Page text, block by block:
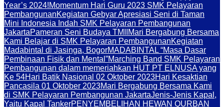
Year’s 2024!Momentum Hari Guru 2023 SMK Pelayaran
PembangunanKegiatan Gebyar Apresiasi Seni di Taman
Mini Indonesia Indah SMK Pelayaran Pembangunan
JakartaPameran Seni Budaya TMII
Mari Bergabung Bersama
Kami Belajar di SMK Pelayaran PembangunanKegiatan
Madabintal di Jasinga, BogorMADABINTAL “Masa Dasar
Pembinaan Fisik dan Mental”Marching Band SMK Pelayaran
Pembangunan dalam memeriahkan HUT PT ELNUSA yang
Ke 54Hari Batik Nasional 02 Oktober 2023Hari Kesaktian
Pancasila 01 Oktober 2023Mari Bergabung Bersama Kami
di SMK Pelayaran Pembangunan JakartaJenis-Jenis Kapal,
Yaitu Kapal TankerPENYEMBELIHAN HEWAN QURBAN